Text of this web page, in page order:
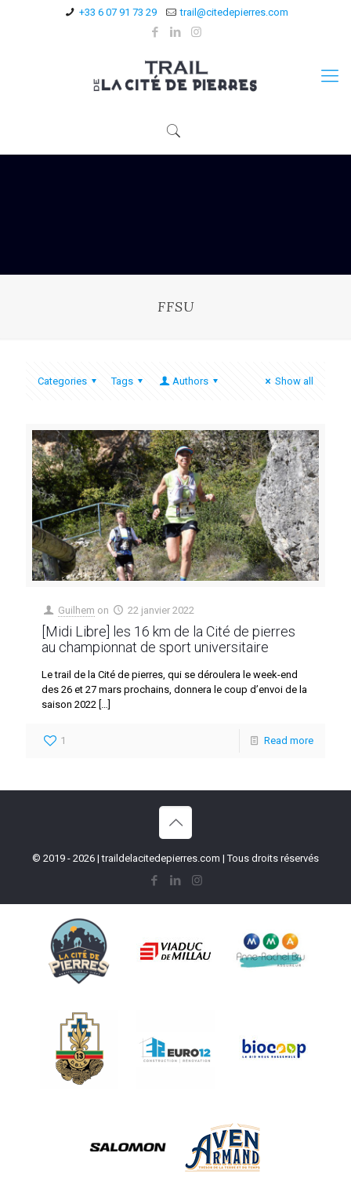
+33 6 07 91 73 29 trail@citedepierres.com
FFSU
Categories Tags Authors Show all
Guilhem on 22 janvier 2022
[Midi Libre] les 16 km de la Cité de pierres
au championnat de sport universitaire
Le trail de la Cité de pierres, qui se déroulera le week-end
des 26 et 27 mars prochains, donnera le coup d’envoi de la
saison 2022
1 Read more
© 2019 - 2026 | traildelacitedepierres.com | Tous droits réservés